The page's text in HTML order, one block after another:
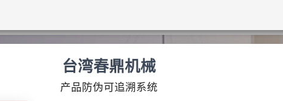
台湾春鼎机械
产品防伪可追溯系统